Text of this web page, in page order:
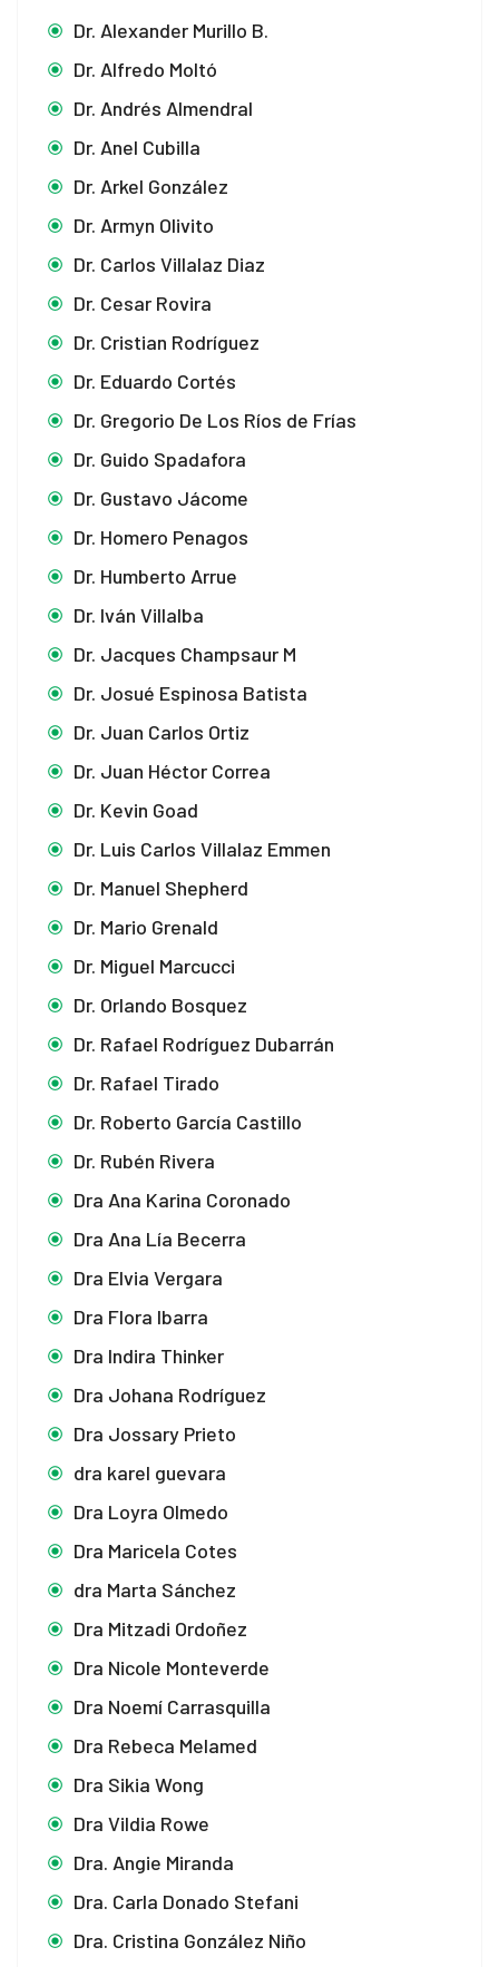
Dr. Alexander Murillo B.
Dr. Alfredo Moltó
Dr. Andrés Almendral
Dr. Anel Cubilla
Dr. Arkel González
Dr. Armyn Olivito
Dr. Carlos Villalaz Diaz
Dr. Cesar Rovira
Dr. Cristian Rodríguez
Dr. Eduardo Cortés
Dr. Gregorio De Los Ríos de Frías
Dr. Guido Spadafora
Dr. Gustavo Jácome
Dr. Homero Penagos
Dr. Humberto Arrue
Dr. Iván Villalba
Dr. Jacques Champsaur M
Dr. Josué Espinosa Batista
Dr. Juan Carlos Ortiz
Dr. Juan Héctor Correa
Dr. Kevin Goad
Dr. Luis Carlos Villalaz Emmen
Dr. Manuel Shepherd
Dr. Mario Grenald
Dr. Miguel Marcucci
Dr. Orlando Bosquez
Dr. Rafael Rodríguez Dubarrán
Dr. Rafael Tirado
Dr. Roberto García Castillo
Dr. Rubén Rivera
Dra Ana Karina Coronado
Dra Ana Lía Becerra
Dra Elvia Vergara
Dra Flora Ibarra
Dra Indira Thinker
Dra Johana Rodríguez
Dra Jossary Prieto
dra karel guevara
Dra Loyra Olmedo
Dra Maricela Cotes
dra Marta Sánchez
Dra Mitzadi Ordoñez
Dra Nicole Monteverde
Dra Noemí Carrasquilla
Dra Rebeca Melamed
Dra Sikia Wong
Dra Vildia Rowe
Dra. Angie Miranda
Dra. Carla Donado Stefani
Dra. Cristina González Niño